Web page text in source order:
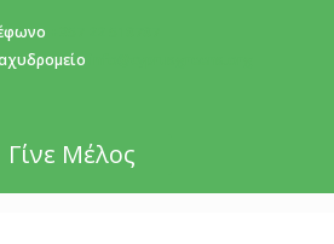
Γίνε Μέλος